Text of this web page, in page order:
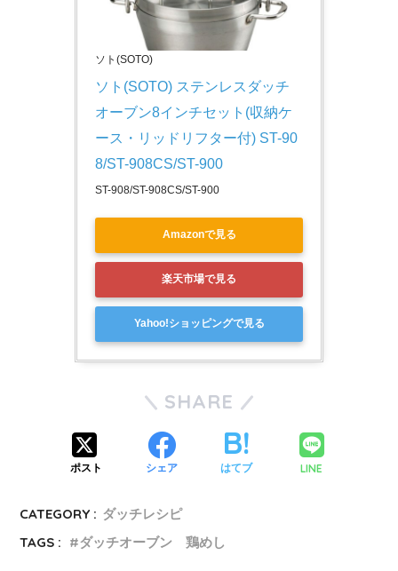
ソト(SOTO)
ソト(SOTO) ステンレスダッチ
オーブン8インチセット(収納ケ
ース・リッドリフター付) ST-90
8/ST-908CS/ST-900
ST-908/ST-908CS/ST-900
Amazonで見る
楽天市場で見る
Yahoo!ショッピングで見る
SHARE
ポスト シェア はてブ LINE
CATEGORY : ダッチレシピ
TAGS :
ダッチオーブン 鶏めし